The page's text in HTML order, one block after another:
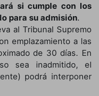
si cumple con los
para su admisión.
al Tribunal Supremo
emplazamiento a las
de 30 días. En
sea inadmitido, el
podrá interponer